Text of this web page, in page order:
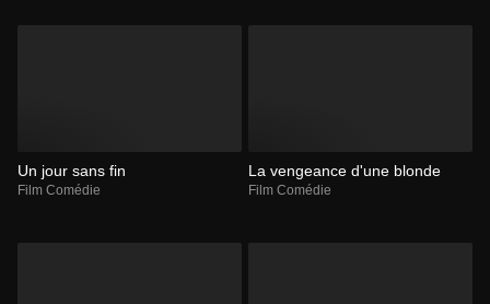
Un jour sans fin
Film Comédie
La vengeance d'une blonde
Film Comédie